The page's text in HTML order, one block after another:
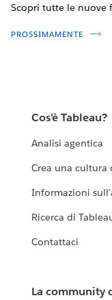
Scopri tutte le nuove
PROSSIMAMENTE
Cos'è Tableau?
Analisi agentica
Crea una cultura
Informazioni
Ricerca di
Contattaci
La community